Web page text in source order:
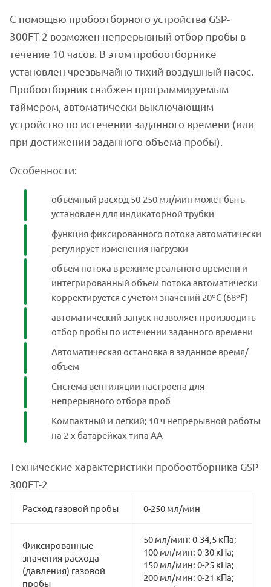
C помощью пробоотборного устройства GSP-
300FT-2 возможен непрерывный отбор пробы в
течение 10 часов. В этом пробоотборнике
установлен чрезвычайно тихий воздушный насос.
Пробоотборник снабжен программируемым
таймером, автоматически выключающим
устройство по истечении заданного времени (или
при достижении заданного объема пробы).
Особенности:
объемный расход 50-250 мл/мин может быть
установлен для индикаторной трубки
функция фиксированного потока автоматически
регулирует изменения нагрузки
объем потока в режиме реального времени и
интегрированный объем потока автоматически
корректируется с учетом значений 20ºC (68ºF)
автоматический запуск позволяет производить
отбор пробы по истечении заданного времени
Автоматическая остановка в заданное время/
объем
Система вентиляции настроена для
непрерывного отбора проб
Компактный и легкий; 10 ч непрерывной работы
на 2-х батарейках типа АА
Технические характеристики пробоотборника GSP-
300FT-2
Расход газовой пробы 0-250 мл/мин
Фиксированные
значения расхода
(давления) газовой
пробы
50 мл/мин: 0-34,5 кПа;
100 мл/мин: 0-30 кПа;
150 мл/мин: 0-25 кПа;
200 мл/мин: 0-21 кПа;